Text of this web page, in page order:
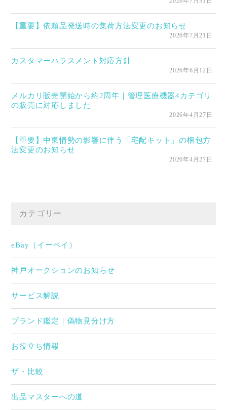
【重要】依頼品発送時の集荷方法変更のお知らせ
2026年7月21日
カスタマーハラスメント対応方針
2026年6月12日
メルカリ販売開始から約2周年｜管理医療機器4カテゴリ
の販売に対応しました
2026年4月27日
【重要】中東情勢の影響に伴う「宅配キット」の梱包方
法変更のお知らせ
2026年4月27日
カテゴリー
eBay（イーベイ）
神戸オークションのお知らせ
サービス解説
ブランド鑑定｜偽物見分け方
お役立ち情報
ザ・比較
出品マスターへの道